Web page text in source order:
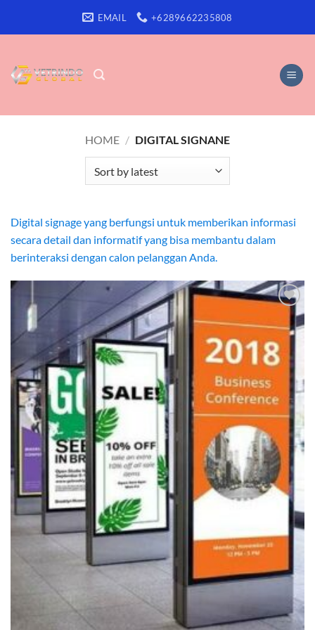
EMAIL +6289662235808
HOME / DIGITAL SIGNANE
Digital signage yang berfungsi untuk memberikan informasi
secara detail dan informatif yang bisa membantu dalam
berinteraksi dengan calon pelanggan Anda.
Add to
wishlist